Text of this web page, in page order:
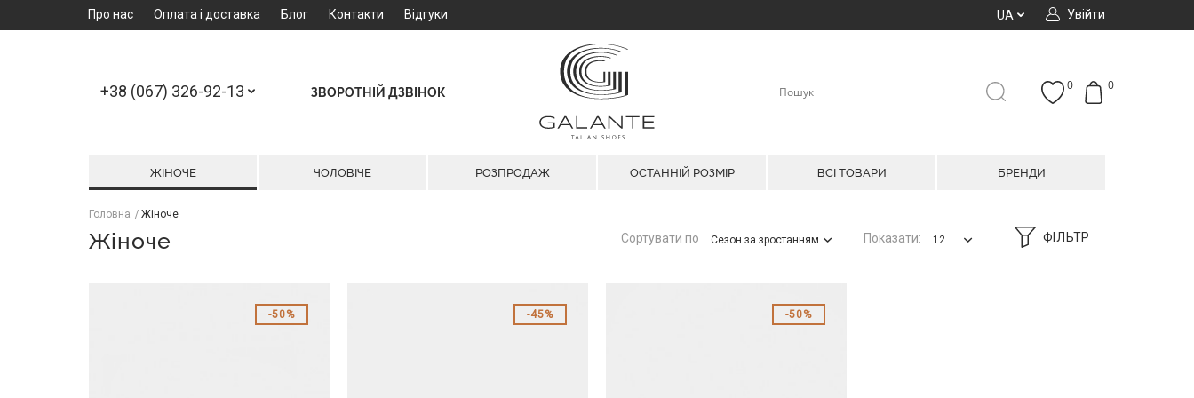
Про нас Оплата і доставка Блог Контакти Відгуки Увійти
UA
+38 (067) 326-92-13 ЗВОРОТНІЙ ДЗВІНОК
0
0
ЖІНОЧЕ ЧОЛОВІЧЕ РОЗПРОДАЖ ОСТАННІЙ РОЗМІР ВСІ ТОВАРИ БРЕНДИ
Головна Жіноче
Жіноче ФІЛЬТР
Сортувати по Сезон за зростанням Показати: 12
50% 45% 50%